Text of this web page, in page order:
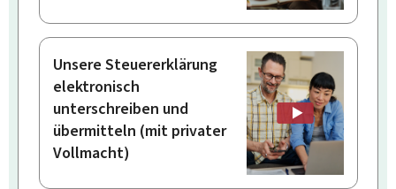
Unsere Steuererklärung
elektronisch
unterschreiben und
übermitteln (mit privater
Vollmacht)